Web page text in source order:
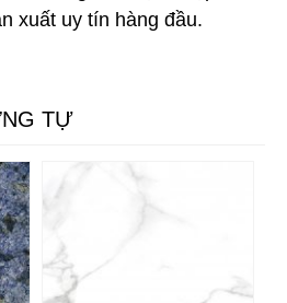
xuất uy tín hàng đầu.
TỰ